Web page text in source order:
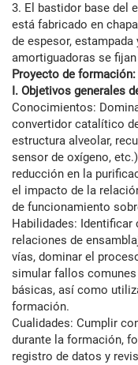
3. El bastidor base del
está fabricado en
de espesor,
amortiguadoras se
Proyecto de formación:
I. Objetivos generales
Conocimientos:
convertidor catalítico
estructura alveolar,
sensor de oxígeno,
reducción en la
el impacto de la
de funcionamiento
Habilidades: Identificar
relaciones de
vías, dominar el
simular fallos comunes
básicas, así como
formación.
Cualidades: Cumplir
durante la formación,
registro de datos y